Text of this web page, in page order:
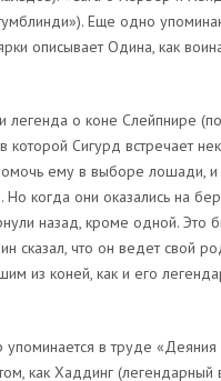
Еще одно
описывает Одина, как
легенда о коне Слейпнире
которой Сигурд встречает
ему в выборе лошади, и
Но когда они оказались на
назад, кроме одной. Это
сказал, что он ведет свой
из коней, как и его
в труде «Деяния
как Хаддинг